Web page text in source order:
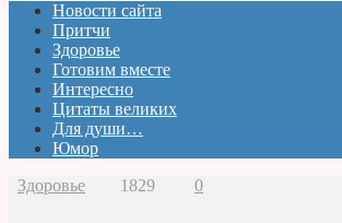
Новости сайта
Притчи
Здоровье
Готовим вместе
Интересно
Цитаты великих
Для души…
Юмор
Здоровье
1829 0